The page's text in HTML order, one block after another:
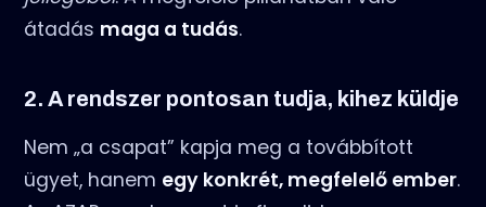
átadás maga a tudás.
2. A rendszer pontosan tudja, kihez küldje
Nem „a csapat” kapja meg a továbbított
ügyet, hanem egy konkrét, megfelelő ember.